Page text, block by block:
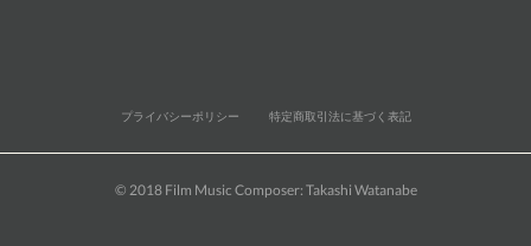
プライバシーポリシー 特定商取引法に基づく表記
© 2018 Film Music Composer: Takashi Watanabe